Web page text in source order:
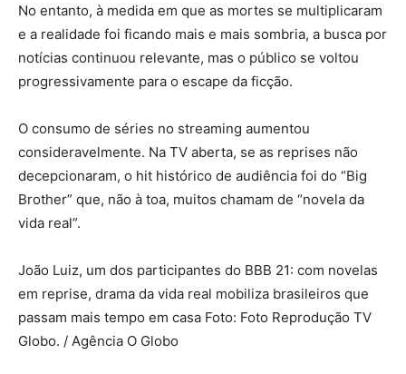
No entanto, à medida em que as mortes se multiplicaram
e a realidade foi ficando mais e mais sombria, a busca por
notícias continuou relevante, mas o público se voltou
progressivamente para o escape da ficção.
O consumo de séries no streaming aumentou
consideravelmente. Na TV aberta, se as reprises não
decepcionaram, o hit histórico de audiência foi do “Big
Brother” que, não à toa, muitos chamam de “novela da
vida real”.
João Luiz, um dos participantes do BBB 21: com novelas
em reprise, drama da vida real mobiliza brasileiros que
passam mais tempo em casa Foto: Foto Reprodução TV
Globo. / Agência O Globo